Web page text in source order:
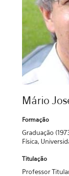
Mário
Formação
Graduação
Física,
Titulação
Professor